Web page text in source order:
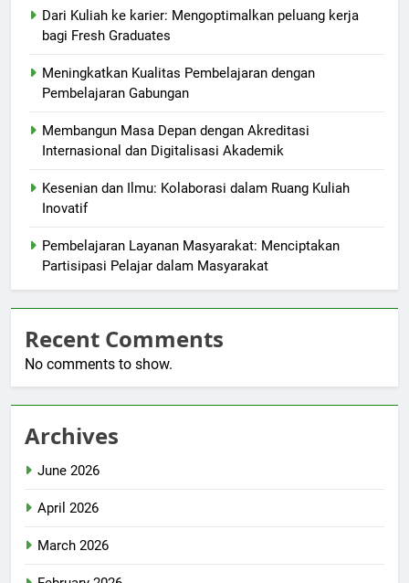
Dari Kuliah ke karier: Mengoptimalkan peluang kerja
bagi Fresh Graduates
Meningkatkan Kualitas Pembelajaran dengan
Pembelajaran Gabungan
Membangun Masa Depan dengan Akreditasi
Internasional dan Digitalisasi Akademik
Kesenian dan Ilmu: Kolaborasi dalam Ruang Kuliah
Inovatif
Pembelajaran Layanan Masyarakat: Menciptakan
Partisipasi Pelajar dalam Masyarakat
Recent Comments
No comments to show.
Archives
June 2026
April 2026
March 2026